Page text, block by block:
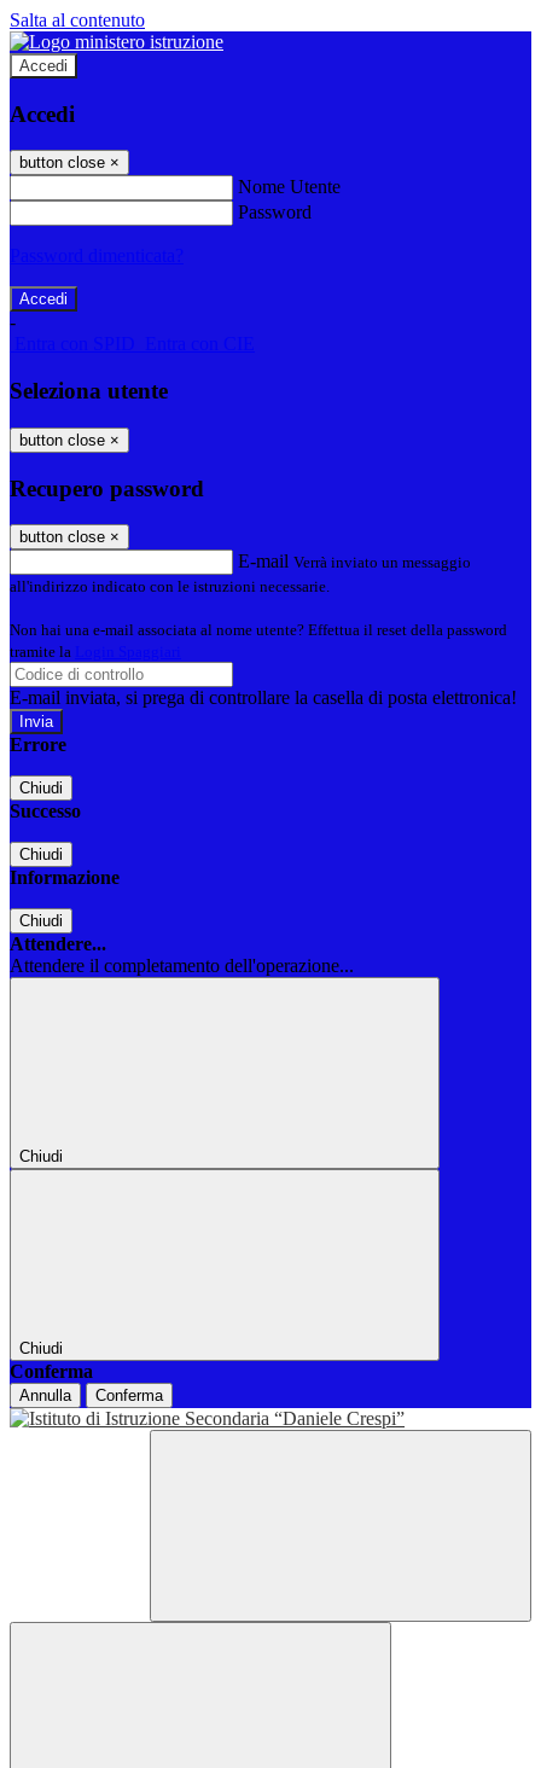
Salta al contenuto
Accedi
Accedi
button close ×
Nome Utente
Password
-
Seleziona utente
button close ×
Recupero password
button close ×
E-mail Verrà inviato un messaggio
all'indirizzo indicato con le istruzioni necessarie.
Non hai una e-mail associata al nome utente? Effettua il reset della password
tramite la
E-mail inviata, si prega di controllare la casella di posta elettronica!
Errore
Chiudi
Successo
Chiudi
Informazione
Chiudi
Attendere...
Attendere il completamento dell'operazione...
Chiudi
Chiudi
Conferma
Annulla Conferma